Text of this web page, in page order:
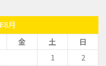
8月
金 土
日
1
2